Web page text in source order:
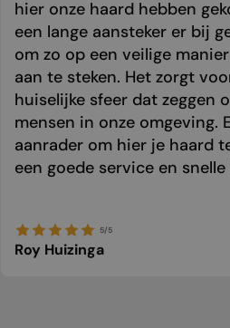
hier onze haard hebben
een lange aansteker er bij
om zo op een veilige
aan te steken. Het zorgt
huiselijke sfeer dat zeggen
mensen in onze omgeving.
aanrader om hier je haard
een goede service en
5/5
Roy Huizinga